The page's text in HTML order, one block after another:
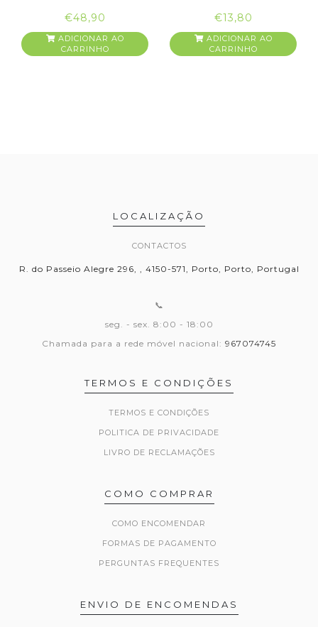
€48,90
ADICIONAR AO
CARRINHO
€13,80
ADICIONAR AO
CARRINHO
LOCALIZAÇÃO
CONTACTOS
R. do Passeio Alegre 296, , 4150-571, Porto, Porto, Portugal
📞
seg. - sex. 8:00 - 18:00
Chamada para a rede móvel nacional: 967074745
TERMOS E CONDIÇÕES
TERMOS E CONDIÇÕES
POLITICA DE PRIVACIDADE
LIVRO DE RECLAMAÇÕES
COMO COMPRAR
COMO ENCOMENDAR
FORMAS DE PAGAMENTO
PERGUNTAS FREQUENTES
ENVIO DE ENCOMENDAS